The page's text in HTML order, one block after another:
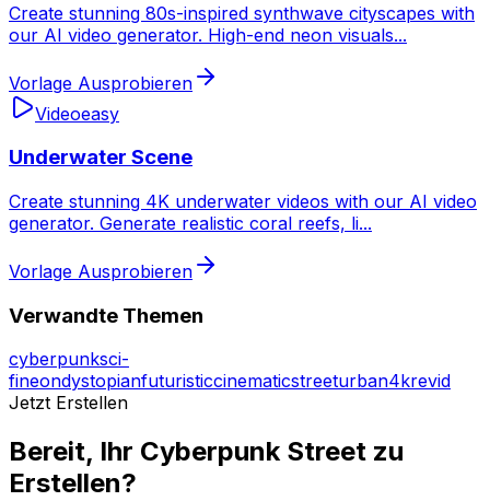
Create stunning 80s-inspired synthwave cityscapes with
our AI video generator. High-end neon visuals...
Vorlage Ausprobieren
Videoeasy
Underwater Scene
Create stunning 4K underwater videos with our AI video
generator. Generate realistic coral reefs, li...
Vorlage Ausprobieren
Verwandte Themen
cyberpunksci-
fineondystopianfuturisticcinematicstreeturban4krevid
Jetzt Erstellen
Bereit, Ihr Cyberpunk Street zu
Erstellen?